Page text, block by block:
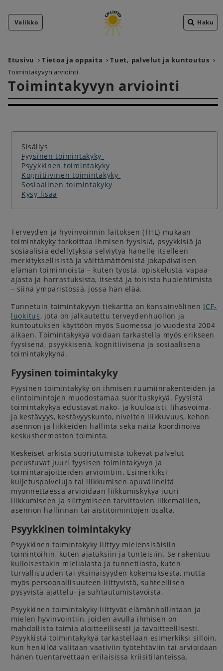
Valikko Haku
Etusivu Tietoa ja oppaita
Tuet, palvelut ja kuntoutus
Toimintakyvyn arviointi
Toimintakyvyn arviointi
Sisällys
Fyysinen toimintakyky
Psyykkinen toimintakyky
Kognitiivinen toimintakyky
Sosiaalinen toimintakyky
Kysy lisää
Terveyden ja hyvinvoinnin laitoksen (THL) mukaan
toimintakyky tarkoittaa ihmisen fyysisiä, psyykkisiä ja
sosiaalisia edellytyksiä selviytyä hänelle itselleen
merkityksellisistä ja välttämättömistä jokapäiväisen
elämän toiminnoista – kuten työstä, opiskelusta, vapaa-
ajasta ja harrastuksista, itsestä ja toisista huolehtimista
– siinä ympäristössä, jossa hän elää.
Tunnetuin toimintakyvyn tiekartta on kansainvälinen ICF-
luokitus, jota on jalkautettu terveydenhuollon ja
kuntoutuksen käyttöön myös Suomessa jo vuodesta 2004
alkaen. Toimintakykyä voidaan tarkastella myös erikseen
fyysisenä, psyykkisenä, kognitiivisena ja sosiaalisena
toimintakykynä.
Fyysinen toimintakyky
Fyysinen toimintakyky on ihmisen ruumiinrakenteiden ja
elintoimintojen muodostamaa suorituskykyä. Fyysistä
toimintakykyä edustavat näkö- ja kuuloaisti, lihasvoima-
ja kestävyys, kestävyyskunto, nivelten liikkuvuus, kehon
asennon ja liikkeiden hallinta sekä näitä koordinoiva
keskushermoston toiminta.
Keskeiset arkista suoriutumista tukevat palvelut
perustuvat juuri fyysisen toimintakyvyn ja
toimintarajoitteiden arviointiin. Esimerkiksi
kuljetuspalveluja tai liikkumisen apuvälineitä
myönnettäessä arvioidaan liikkumiskykyä juuri
liikkumiseen ja siirtymiseen tarvittavien liikemallien,
asennon hallinnan tai aistitoimintojen osalta.
Psyykkinen toimintakyky
Psyykkinen toimintakyky liittyy mielensisäisiin
toimintoihin, kuten ajatuksiin ja tunteisiin. Se rakentuu
kulloisestakin mielialasta ja tunnetilasta, kuten
turvallisuuden tai yksinäisyyden kokemuksesta, mutta
myös persoonallisuuteen liittyvistä, suhteellisen
pysyvistä ajattelu- ja suhtautumistavoista.
Psyykkinen toimintakyky liittyvät elämänhallintaan ja
mielen hyvinvointiin, joiden avulla ihmisen on
mahdollista toimia aloitteellisesti ja tavoitteellisesti.
Psyykkistä toimintakykyä tarkastellaan esimerkiksi silloin,
kun henkilöä valitaan vaativiin työtehtäviin tai arvioidaan
hänen tuentarvettaan erilaisissa kriisitilanteissa.